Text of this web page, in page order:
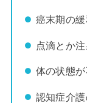
癌末期の
点滴とか
体の状態
認知症介